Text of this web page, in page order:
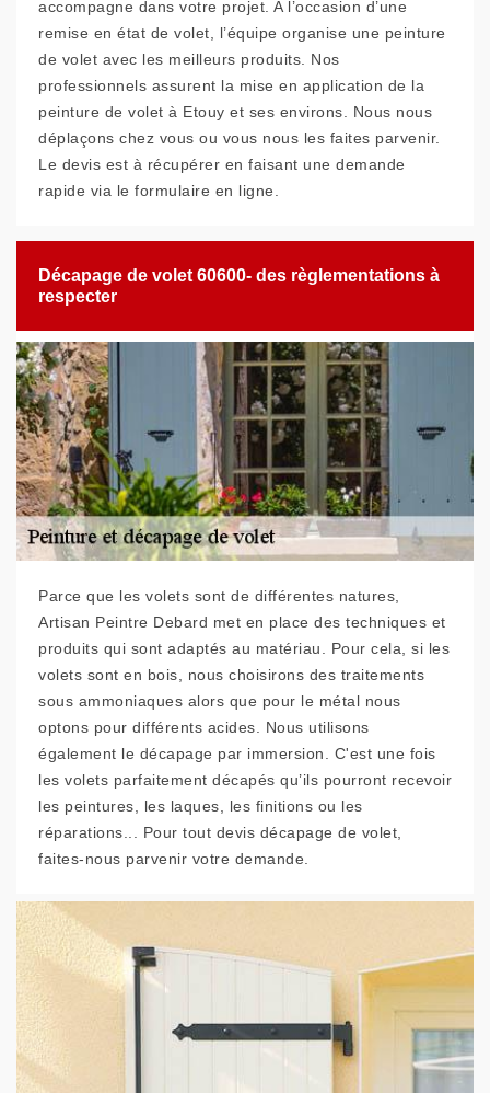
accompagne dans votre projet. A l’occasion d’une
remise en état de volet, l’équipe organise une peinture
de volet avec les meilleurs produits. Nos
professionnels assurent la mise en application de la
peinture de volet à Etouy et ses environs. Nous nous
déplaçons chez vous ou vous nous les faites parvenir.
Le devis est à récupérer en faisant une demande
rapide via le formulaire en ligne.
Décapage de volet 60600- des règlementations à
respecter
Parce que les volets sont de différentes natures,
Artisan Peintre Debard met en place des techniques et
produits qui sont adaptés au matériau. Pour cela, si les
volets sont en bois, nous choisirons des traitements
sous ammoniaques alors que pour le métal nous
optons pour différents acides. Nous utilisons
également le décapage par immersion. C'est une fois
les volets parfaitement décapés qu’ils pourront recevoir
les peintures, les laques, les finitions ou les
réparations... Pour tout devis décapage de volet,
faites-nous parvenir votre demande.